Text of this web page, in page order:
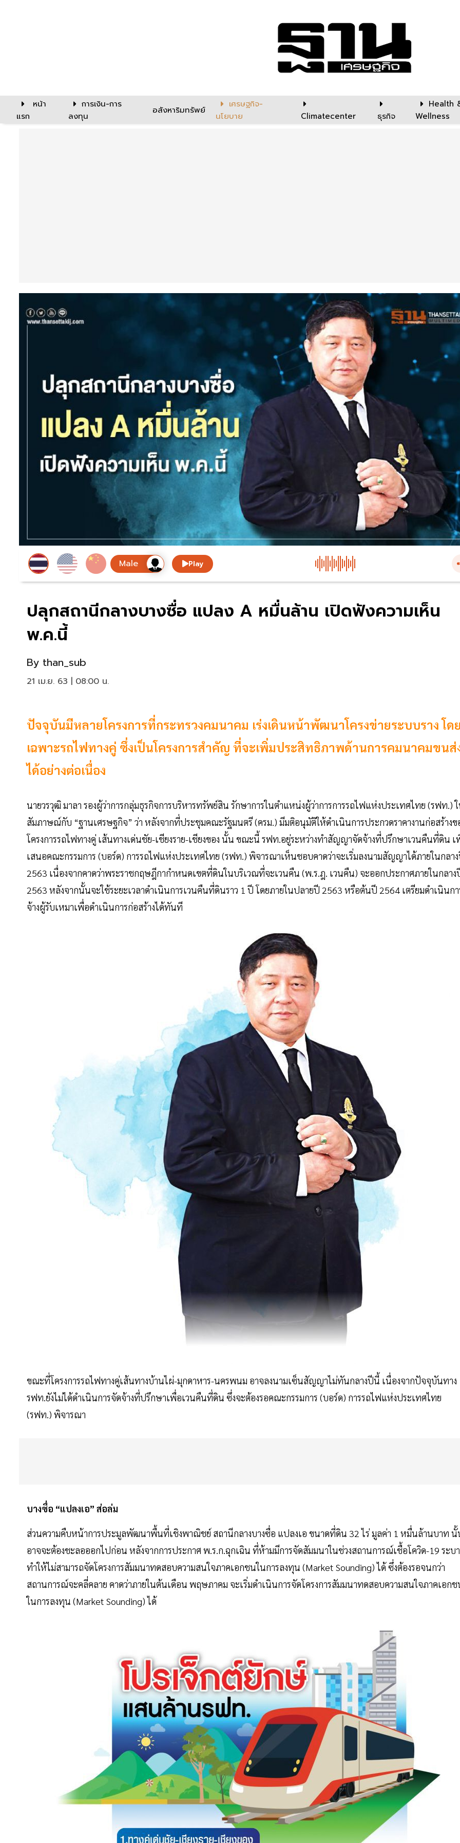
หน้า
แรก
การเงิน-การ
ลงทุน
อสังหาริมทรัพย์
เศรษฐกิจ-
นโยบาย
Climatecenter ธุรกิจ
Health
Wellness
Play
ปลุกสถานีกลางบางซื่อ แปลง A หมื่นล้าน เปิดฟังความเห็น
พ.ค.นี้
By than_sub
21 เม.ย. 63 | 08:00 น.
ปัจจุบันมีหลายโครงการที่กระทรวงคมนาคม เร่งเดินหน้าพัฒนาโครงข่ายระบบราง โดย
เฉพาะรถไฟทางคู่ ซึ่งเป็นโครงการสำคัญ ที่จะเพิ่มประสิทธิภาพด้านการคมนาคมขนส่
ได้อย่างต่อเนื่อง
นายวรวุฒิ มาลา รองผู้ว่าการกลุ่มธุรกิจการบริหารทรัพย์สิน รักษาการในตำแหน่งผู้ว่าการการรถไฟแห่งประเทศไทย (รฟท.)
สัมภาษณ์กับ “ฐานเศรษฐกิจ” ว่า หลังจากที่ประชุมคณะรัฐมนตรี (ครม.) มีมติอนุมัติให้ดำเนินการประกวดราคางานก่อสร้างข
โครงการรถไฟทางคู่ เส้นทางเด่นชัย-เชียงราย-เชียงของ นั้น ขณะนี้ รฟท.อยู่ระหว่างทำสัญญาจัดจ้างที่ปรึกษาเวนคืนที่ดิน เ
เสนอคณะกรรมการ (บอร์ด) การรถไฟแห่งประเทศไทย (รฟท.) พิจารณาเห็นชอบคาดว่าจะเริ่มลงนามสัญญาได้ภายในกลา
2563 เนื่องจากคาดว่าพระราชกฤษฎีกากำหนดเขตที่ดินในบริเวณที่จะเวนคืน (พ.ร.ฎ. เวนคืน) จะออกประกาศภายในกลาง
2563 หลังจากนั้นจะใช้ระยะเวลาดำเนินการเวนคืนที่ดินราว 1 ปี โดยภายในปลายปี 2563 หรือต้นปี 2564 เตรียมดำเนินกา
จ้างผู้รับเหมาเพื่อดำเนินการก่อสร้างได้ทันที
ขณะที่โครงการรถไฟทางคู่เส้นทางบ้านไผ่-มุกดาหาร-นครพนม อาจลงนามเซ็นสัญญาไม่ทันกลางปีนี้ เนื่องจากปัจจุบันทาง
รฟท.ยังไม่ได้ดำเนินการจัดจ้างที่ปรึกษาเพื่อเวนคืนที่ดิน ซึ่งจะต้องรอคณะกรรมการ (บอร์ด) การรถไฟแห่งประเทศไทย
(รฟท.) พิจารณา
บางซื่อ “แปลงเอ” ส่อล่ม
ส่วนความคืบหน้าการประมูลพัฒนาพื้นที่เชิงพาณิชย์ สถานีกลางบางซื่อ แปลงเอ ขนาดที่ดิน 32 ไร่ มูลค่า 1 หมื่นล้านบาท นั้
อาจจะต้องชะลอออกไปก่อน หลังจากการประกาศ พ.ร.ก.ฉุกเฉิน ที่ห้ามมีการจัดสัมมนาในช่วงสถานการณ์เชื้อโควิด-19 ระบ
ทำให้ไม่สามารถจัดโครงการสัมมนาทดสอบความสนใจภาคเอกชนในการลงทุน (Market Sounding) ได้ ซึ่งต้องรอจนกว่า
สถานการณ์จะคลี่คลาย คาดว่าภายในต้นเดือน พฤษภาคม จะเริ่มดำเนินการจัดโครงการสัมมนาทดสอบความสนใจภาคเอก
ในการลงทุน (Market Sounding) ได้